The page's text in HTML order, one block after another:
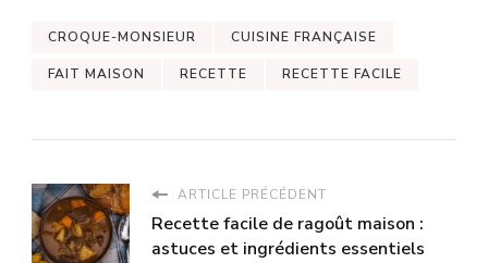
CROQUE-MONSIEUR CUISINE FRANÇAISE
FAIT MAISON RECETTE RECETTE FACILE
ARTICLE PRÉCÉDENT
Recette facile de ragoût maison :
astuces et ingrédients essentiels